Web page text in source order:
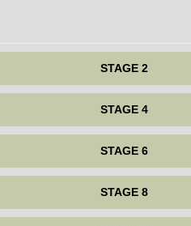
STAGE 2
STAGE 4
STAGE 6
STAGE 8